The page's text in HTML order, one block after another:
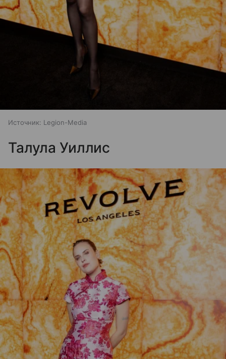
Источник: Legion-Media
Талула Уиллис